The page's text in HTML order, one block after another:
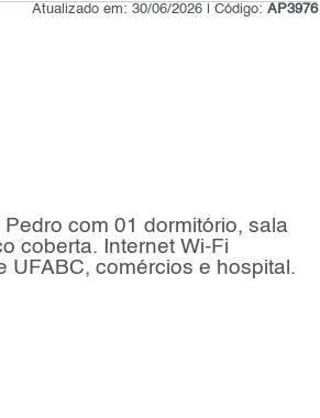
Atualizado em: 30/06/2026 | Código:AP3976
com 01 dormitório, sala
coberta. Internet Wi-Fi
UFABC, comércios e hospital.